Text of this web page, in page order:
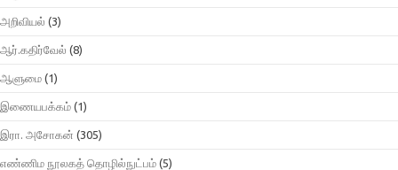
அறிவியல் (3)
ஆர்.கதிர்வேல் (8)
ஆளுமை (1)
இணையபக்கம் (1)
இரா. அசோகன் (305)
எண்ணிம நூலகத் தொழில்நுட்பம் (5)